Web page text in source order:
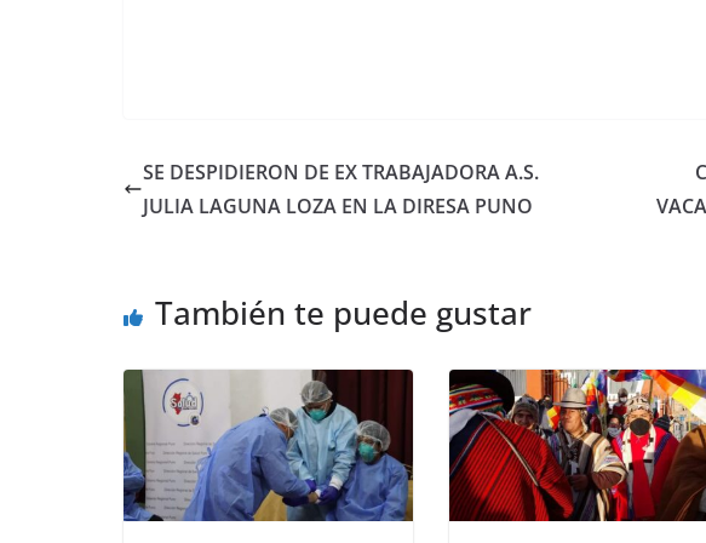
SE DESPIDIERON DE EX TRABAJADORA A.S.
JULIA LAGUNA LOZA EN LA DIRESA PUNO
También te puede gustar